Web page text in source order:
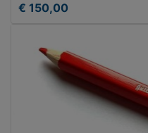
€ 150,00